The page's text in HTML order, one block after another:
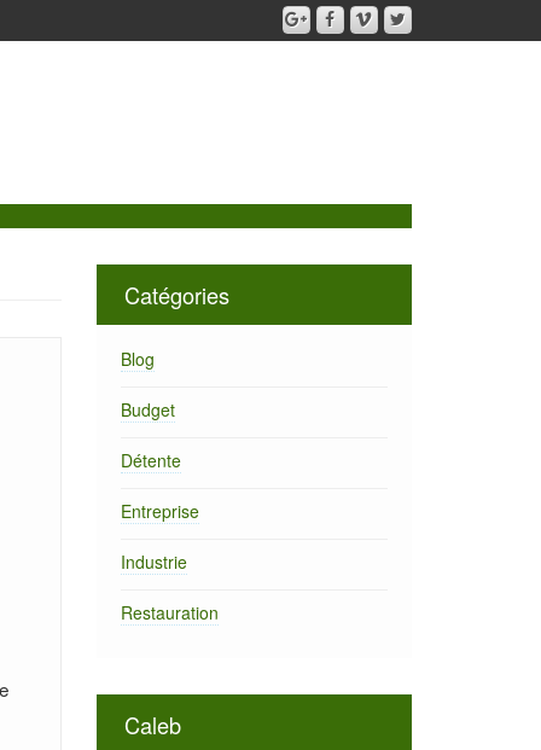
Catégories
Blog
Budget
Détente
Entreprise
Industrie
Restauration
Caleb